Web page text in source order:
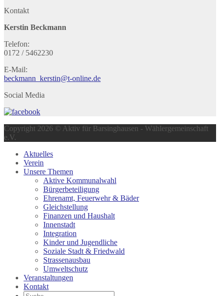
Kontakt
Kerstin Beckmann
Telefon:
0172 / 5462230
E-Mail:
beckmann_kerstin@t-online.de
Social Media
Copyright 2026 © Aktiv für Barsinghausen - Wählergemeinschaft
e.V.
Aktuelles
Verein
Unsere Themen
Aktive Kommunalwahl
Bürgerbeteiligung
Ehrenamt, Feuerwehr & Bäder
Gleichstellung
Finanzen und Haushalt
Innenstadt
Integration
Kinder und Jugendliche
Soziale Stadt & Friedwald
Strassenausbau
Umweltschutz
Veranstaltungen
Kontakt